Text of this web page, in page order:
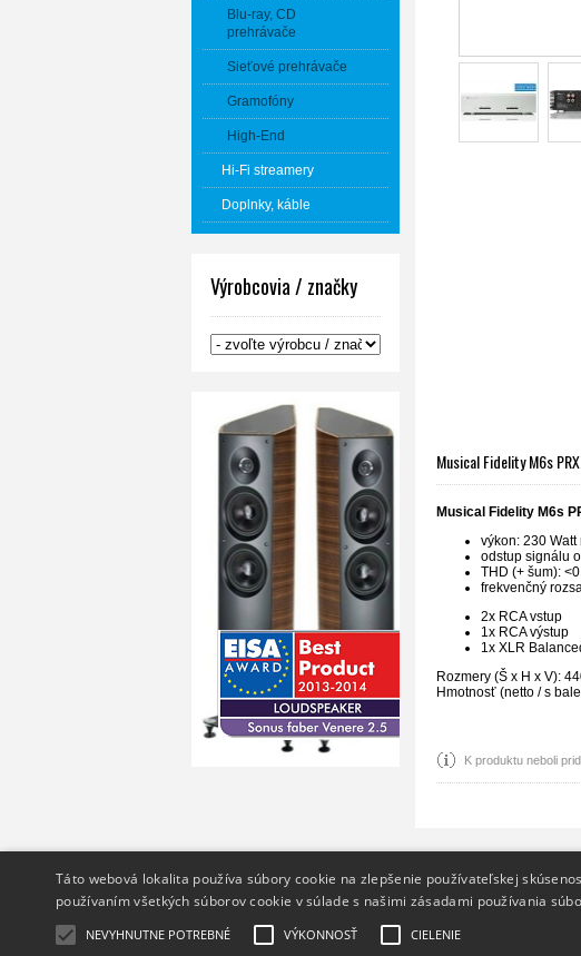
Blu-ray, CD
prehrávače
Sieťové prehrávače
Gramofóny
High-End
Hi-Fi streamery
Doplnky, káble
Výrobcovia / značky
Musical Fidelity M6s PRX
Musical Fidelity M6s
výkon: 230
odstup signálu
THD (+ šum):
frekvenčný
2x RCA vstup
1x RCA výstup
1x XLR
Rozmery (Š x H x V):
Hmotnosť (netto / s
K produktu neboli
Info
O nás
Táto webová lokalita používa súbory cookie na zlepšenie používateľskej
používaním všetkých súborov cookie v súlade s našimi zásadami používania
NEVYHNUTNE POTREBNÉ VÝKONNOSŤ CIELENIE